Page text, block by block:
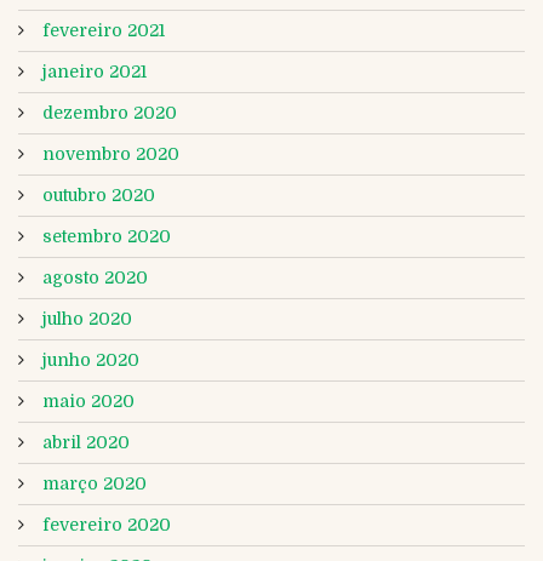
fevereiro 2021
janeiro 2021
dezembro 2020
novembro 2020
outubro 2020
setembro 2020
agosto 2020
julho 2020
junho 2020
maio 2020
abril 2020
março 2020
fevereiro 2020